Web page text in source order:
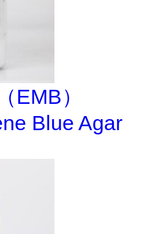
EMB）
Blue Agar